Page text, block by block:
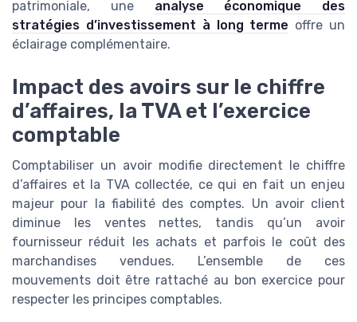
patrimoniale, une analyse économique des
stratégies d’investissement à long terme offre un
éclairage complémentaire.
Impact des avoirs sur le chiffre
d’affaires, la TVA et l’exercice
comptable
Comptabiliser un avoir modifie directement le chiffre
d’affaires et la TVA collectée, ce qui en fait un enjeu
majeur pour la fiabilité des comptes. Un avoir client
diminue les ventes nettes, tandis qu’un avoir
fournisseur réduit les achats et parfois le coût des
marchandises vendues. L’ensemble de ces
mouvements doit être rattaché au bon exercice pour
respecter les principes comptables.